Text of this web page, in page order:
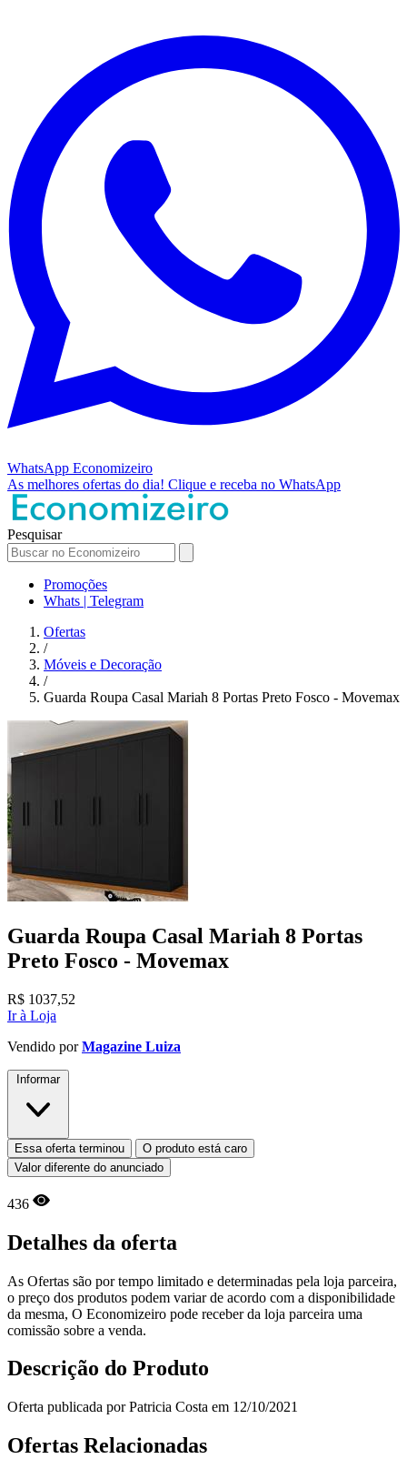
WhatsApp Economizeiro
As melhores ofertas do dia! Clique e receba no WhatsApp
Pesquisar
Promoções
Whats | Telegram
Ofertas
/
Móveis e Decoração
/
Guarda Roupa Casal Mariah 8 Portas Preto Fosco - Movemax
Guarda Roupa Casal Mariah 8 Portas
Preto Fosco - Movemax
R$ 1037,52
Ir à Loja
Vendido porMagazine Luiza
Informar
Essa oferta terminou
O produto está caro
Valor diferente do anunciado
436
Detalhes da oferta
As Ofertas são por tempo limitado e determinadas pela loja parceira,
o preço dos produtos podem variar de acordo com a disponibilidade
da mesma, O Economizeiro pode receber da loja parceira uma
comissão sobre a venda.
Descrição do Produto
Oferta publicada por Patricia Costa em 12/10/2021
Ofertas Relacionadas